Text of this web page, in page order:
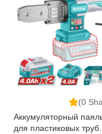
bo'ylab tovarlarni
Bularning barchasi
bilan qo’shimcha
signalizatsiya
bu yerda Yong'in
bir element uchun
(0
Аккумуляторный
для пластиковых труб